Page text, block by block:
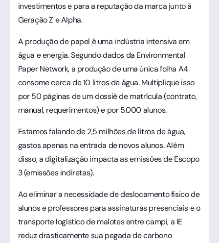
investimentos e para a reputação da marca junto à
Geração Z e Alpha.
A produção de papel é uma indústria intensiva em
água e energia. Segundo dados da Environmental
Paper Network, a produção de uma única folha A4
consome cerca de 10 litros de água. Multiplique isso
por 50 páginas de um dossiê de matrícula (contrato,
manual, requerimentos) e por 5.000 alunos.
Estamos falando de 2,5 milhões de litros de água,
gastos apenas na entrada de novos alunos. Além
disso, a digitalização impacta as emissões de Escopo
3 (emissões indiretas).
Ao eliminar a necessidade de deslocamento físico de
alunos e professores para assinaturas presenciais e o
transporte logístico de malotes entre campi, a IE
reduz drasticamente sua pegada de carbono